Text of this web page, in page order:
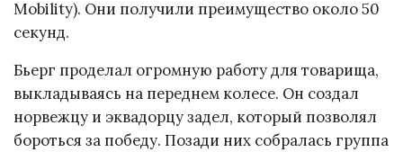
Mobility). Они получили преимущество около 50
секунд.
Бьерг проделал огромную работу для товарища,
выкладываясь на переднем колесе. Он создал
норвежцу и эквадорцу задел, который позволял
бороться за победу. Позади них собралась группа